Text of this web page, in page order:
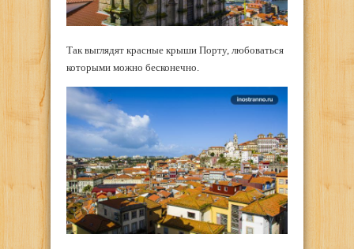
Так выглядят красные крыши Порту, любоваться
которыми можно бесконечно.